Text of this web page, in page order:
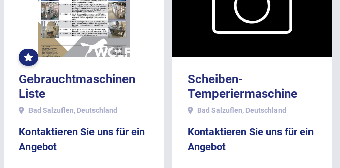
OFT
GEKLICKT
Gebrauchtmaschinen
Liste
Bad Salzuflen, Deutschland
Kontaktieren Sie uns für ein
Angebot
Scheiben-
Temperiermaschine
Sollich - Type MST-
Bad Salzuflen, Deutschland
Kontaktieren Sie uns für ein
Angebot